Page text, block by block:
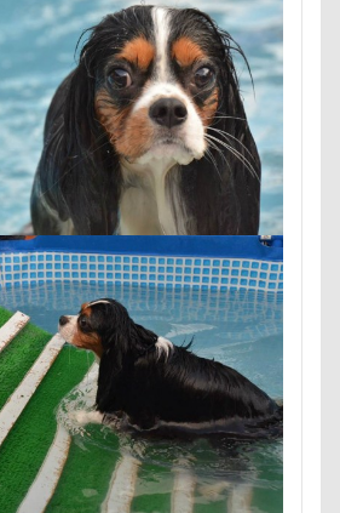
検索
吹き出し皿
君津市
夕食
多頭飼い記念日
天空の遊覧カート
宝登山
宇宙犬スヌード
のワルツ
嬬恋村
奇跡体験！アンビリーバボー
天狗山プレイランド
夢の島
大脱出 大福
大物説
大宮区
大宮公園
ゃん
ワンコ御節
年賀状
ペロペロ
ホタルイカ
ホタルちゃん
ーくん ペンダント